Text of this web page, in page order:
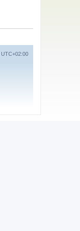
UTC+02:00